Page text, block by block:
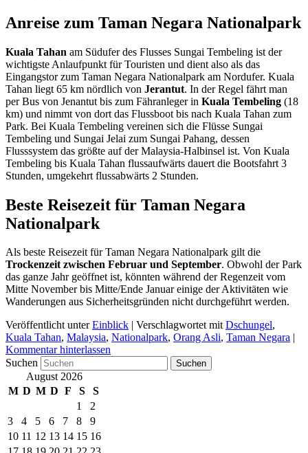
Anreise zum Taman Negara Nationalpark
Kuala Tahan am Südufer des Flusses Sungai Tembeling ist der
wichtigste Anlaufpunkt für Touristen und dient also als das
Eingangstor zum Taman Negara Nationalpark am Nordufer. Kuala
Tahan liegt 65 km nördlich von Jerantut. In der Regel fährt man
per Bus von Jenantut bis zum Fähranleger in Kuala Tembeling (18
km) und nimmt von dort das Flussboot bis nach Kuala Tahan zum
Park. Bei Kuala Tembeling vereinen sich die Flüsse Sungai
Tembeling und Sungai Jelai zum Sungai Pahang, dessen
Flusssystem das größte auf der Malaysia-Halbinsel ist. Von Kuala
Tembeling bis Kuala Tahan flussaufwärts dauert die Bootsfahrt 3
Stunden, umgekehrt flussabwärts 2 Stunden.
Beste Reisezeit für Taman Negara
Nationalpark
Als beste Reisezeit für Taman Negara Nationalpark gilt die
Trockenzeit zwischen Februar und September. Obwohl der Park
das ganze Jahr geöffnet ist, könnten während der Regenzeit vom
Mitte November bis Mitte/Ende Januar einige der Aktivitäten wie
Wanderungen aus Sicherheitsgründen nicht durchgeführt werden.
Veröffentlicht unter Einblick | Verschlagwortet mit Dschungel,
Kuala Tahan, Malaysia, Nationalpark, Orang Asli, Taman Negara |
Kommentar hinterlassen
Suchen
August 2026
M D M D F S S
1
2
3
4 5 6 7 8
9
10 11 12 13 14 15 16